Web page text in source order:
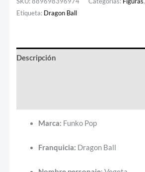
Etiqueta: Dragon Ball
Descripción
Marca: Funko Pop
Franquicia: Dragon Ball